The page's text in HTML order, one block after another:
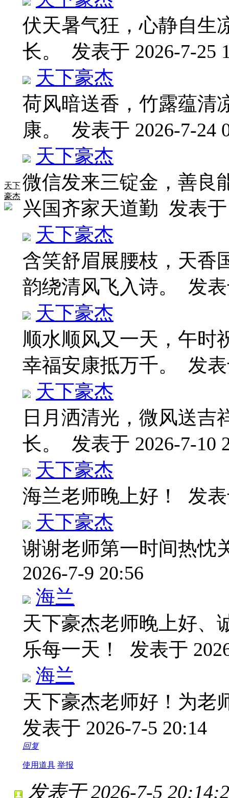
天下
豪杰
伏天暑气狂，心静自生
长。 发表于 2026-7-25
天下豪杰
荷风暗送香，竹露蕴清
康。 发表于 2026-7-24
天下豪杰
微信发来三锭金，善良
兴国齐家天道勤 发表
天下豪杰
含笑舒眉展腰枝，天香
韵绕清风飞入诗。 发
天下豪杰
顺水顺风又一天，午时
幸福安康抵万千。 发
天下豪杰
日月洒清光，微风送吉
长。 发表于 2026-7-10
天下豪杰
海兰老师晚上好！ 发
天下豪杰
谢谢老师第一时间热
2026-7-9 20:56
海兰
天下豪杰老师晚上好、
乐每一天！ 发表于
海兰
天下豪杰老师好！为老
发表于 2026-7-5 20:14
回复
使用道具 举报
发表于 2026-7-5